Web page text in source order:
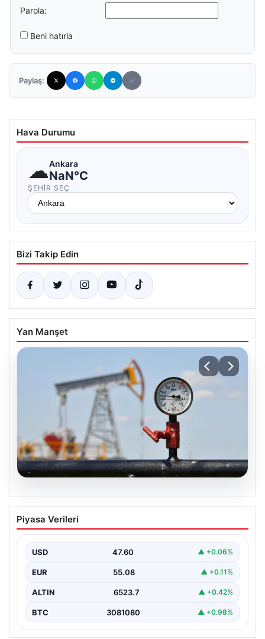
Parola:
Beni hatırla
Paylaş:
Hava Durumu
☁Ankara
NaN°C
ŞEHIR SEÇ
Bizi Takip Edin
Yan Manşet
25 Mayıs Petrol Fiyatlarında Düşüş:
Brent ve WTI Güncel Durum
maddelerinden biri olan petrol fiyatlarındaki hareketlilik,
özellikle Orta…
Piyasa Verileri
USD 47.60 ▲ +0.06%
EUR 55.08 ▲ +0.11%
ALTIN 6523.7 ▲ +0.42%
BTC 3081080 ▲ +0.98%